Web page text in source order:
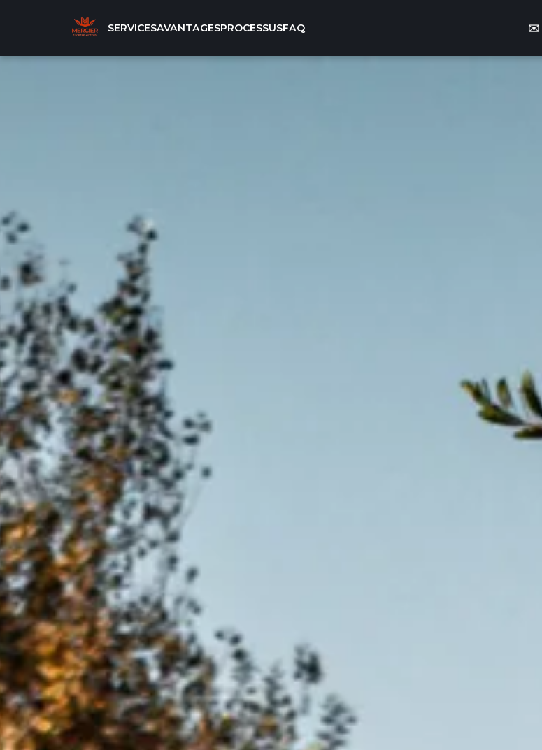
SERVICESAVANTAGESPROCESSUSFAQ ✉️